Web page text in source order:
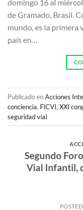
domingo 16 al
de Gramado, Brasil.
mundo, es la primera
país en…
Publicado enAcciones
conciencia, FICVI, XXI
seguridad vial
Segundo
Vial Infantil,